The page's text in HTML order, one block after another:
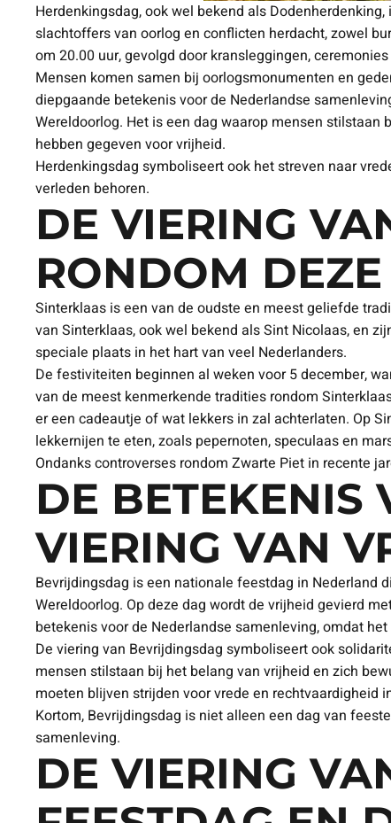
Herdenkingsdag, ook wel bekend als
slachtoffers van oorlog en conflicten herdacht, zowel
om 20.00 uur, gevolgd door kransleggingen,
Mensen komen samen bij oorlogsmonumenten en
diepgaande betekenis voor de Nederlandse
Wereldoorlog. Het is een dag waarop mensen
hebben gegeven voor vrijheid.
Herdenkingsdag symboliseert ook het streven naar
verleden behoren.
DE VIERING
RONDOM
Sinterklaas is een van de oudste en meest geliefde
van Sinterklaas, ook wel bekend als Sint Nicolaas, en
speciale plaats in het hart van veel Nederlanders.
De festiviteiten beginnen al weken voor 5 december,
van de meest kenmerkende tradities rondom
er een cadeautje of wat lekkers in zal achterlaten. Op
lekkernijen te eten, zoals pepernoten, speculaas en
Ondanks controverses rondom Zwarte Piet in recente
DE BETEKENIS
VIERING VAN
Bevrijdingsdag is een nationale feestdag in Nederland
Wereldoorlog. Op deze dag wordt de vrijheid gevierd
betekenis voor de Nederlandse samenleving, omdat
De viering van Bevrijdingsdag symboliseert ook
mensen stilstaan bij het belang van vrijheid en zich
moeten blijven strijden voor vrede en rechtvaardigheid
Kortom, Bevrijdingsdag is niet alleen een dag van
samenleving.
DE VIERING